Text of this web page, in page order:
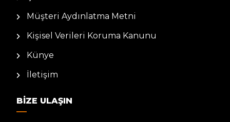
Müşteri Aydınlatma Metni
Kişisel Verileri Koruma Kanunu
Künye
İletişim
BIZE ULAŞIN